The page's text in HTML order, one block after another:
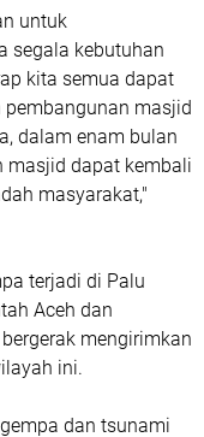
untuk
segala kebutuhan
kita semua dapat
masjid
dalam enam bulan
masjid dapat kembali
masyarakat,"
terjadi di Palu
Aceh dan
mengirimkan
ini.
dan tsunami